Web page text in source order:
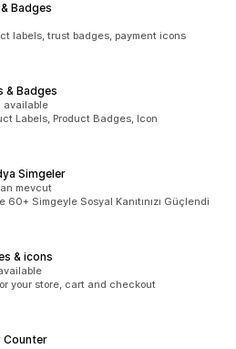
Badges
labels, trust badges, payment icons
& Badges
available
Labels, Product Badges, Icon
Simgeler
mevcut
60+ Simgeyle Sosyal Kanıtınızı Güçlendi
& icons
your store, cart and checkout
Counter